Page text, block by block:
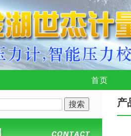
首页
产